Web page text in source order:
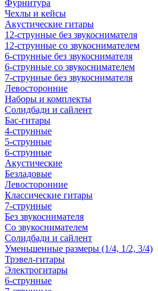
Фурнитура
Чехлы и кейсы
Акустические гитары
12-струнные без звукоснимателя
12-струнные со звукоснимателем
6-струнные без звукоснимателя
6-струнные со звукоснимателем
7-струнные без звукоснимателя
Левосторонние
Наборы и комплекты
Солидбади и сайлент
Бас-гитары
4-струнные
5-струнные
6-струнные
Акустические
Безладовые
Левосторонние
Классические гитары
7-струнные
Без звукоснимателя
Со звукоснимателем
Солидбади и сайлент
Уменьшенные размеры (1/4, 1/2, 3/4)
Трэвел-гитары
Электрогитары
6-струнные